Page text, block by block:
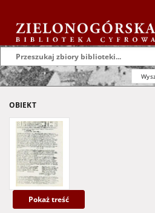
OBIEKT
Pokaż treść